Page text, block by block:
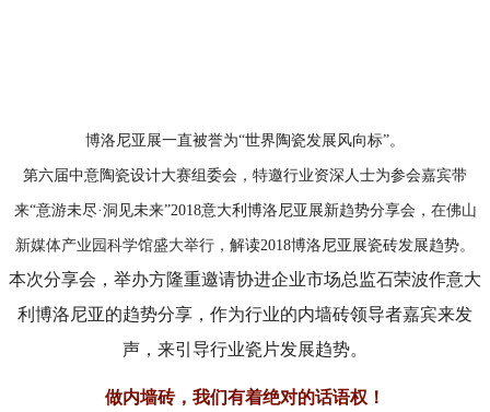
博洛尼亚展一直被誉为“世界陶瓷发展风向标”。
第六届中意陶瓷设计大赛组委会，特邀行业资深人士为参会嘉宾带
来“意游未尽·洞见未来”2018意大利博洛尼亚展新趋势分享会， 在佛山
新媒体产业园科学馆盛大举行， 解读2018博洛尼亚展瓷砖发展趋势。
本次分享会，举办方隆重邀请协进企业市场总监石荣波作意大
利博洛尼亚的趋势分享，作为行业的内墙砖领导者嘉宾来发
声，来引导行业瓷片发展趋势。
做内墙砖，我们有着绝对的话语权！